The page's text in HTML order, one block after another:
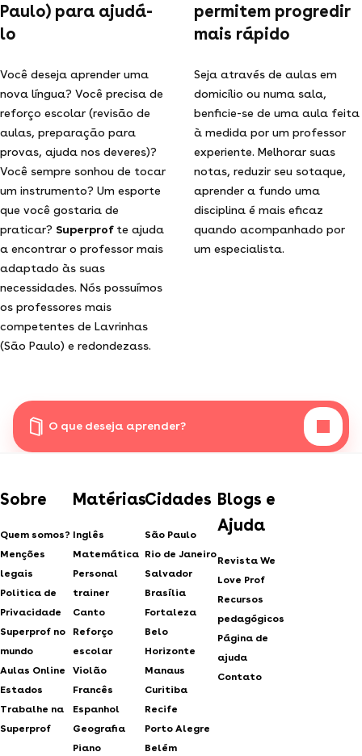
Paulo) para ajudá-
lo
Você deseja aprender uma
nova língua? Você precisa de
reforço escolar (revisão de
aulas, preparação para
provas, ajuda nos deveres)?
Você sempre sonhou de tocar
um instrumento? Um esporte
que você gostaria de
praticar? Superprof te ajuda
a encontrar o professor mais
adaptado às suas
necessidades. Nós possuímos
os professores mais
competentes de Lavrinhas
(São Paulo) e redondezass.
permitem progredir
mais rápido
Seja através de aulas em
domicílio ou numa sala,
benficie-se de uma aula feita
à medida por um professor
experiente. Melhorar suas
notas, reduzir seu sotaque,
aprender a fundo uma
disciplina é mais eficaz
quando acompanhado por
um especialista.
O que deseja aprender?
Sobre
Quem somos?
Menções
legais
Politica de
Privacidade
Superprof no
mundo
Aulas Online
Estados
Trabalhe na
Superprof
Matérias
Inglês
Matemática
Personal
trainer
Canto
Reforço
escolar
Violão
Francês
Espanhol
Geografia
Piano
Cidades
São Paulo
Rio de Janeiro
Salvador
Brasília
Fortaleza
Belo
Horizonte
Manaus
Curitiba
Recife
Porto Alegre
Belém
Blogs e
Ajuda
Revista We
Love Prof
Recursos
pedagógicos
Página de
ajuda
Contato